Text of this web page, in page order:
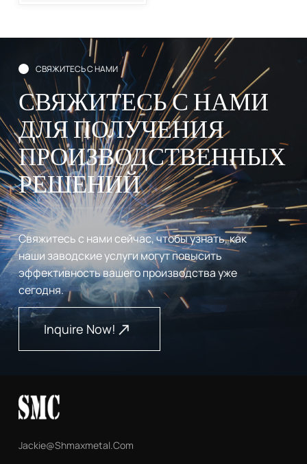
СВЯЖИТЕСЬ С НАМИ
СВЯЖИТЕСЬ С НАМИ
ДЛЯ ПОЛУЧЕНИЯ
ПРОИЗВОДСТВЕННЫХ
РЕШЕНИЙ
Свяжитесь с нами сейчас, чтобы узнать, как
наши заводские услуги могут повысить
эффективность вашего производства уже
сегодня.
Inquire Now!
Jackie@shmaxmetal.com